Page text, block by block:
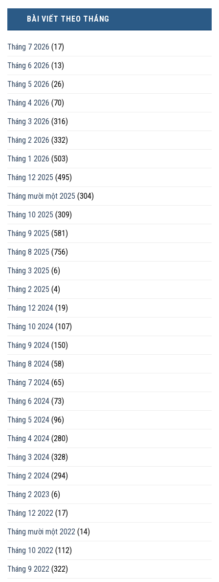
BÀI VIẾT THEO THÁNG
Tháng 7 2026 (17)
Tháng 6 2026 (13)
Tháng 5 2026 (26)
Tháng 4 2026 (70)
Tháng 3 2026 (316)
Tháng 2 2026 (332)
Tháng 1 2026 (503)
Tháng 12 2025 (495)
Tháng mười một 2025 (304)
Tháng 10 2025 (309)
Tháng 9 2025 (581)
Tháng 8 2025 (756)
Tháng 3 2025 (6)
Tháng 2 2025 (4)
Tháng 12 2024 (19)
Tháng 10 2024 (107)
Tháng 9 2024 (150)
Tháng 8 2024 (58)
Tháng 7 2024 (65)
Tháng 6 2024 (73)
Tháng 5 2024 (96)
Tháng 4 2024 (280)
Tháng 3 2024 (328)
Tháng 2 2024 (294)
Tháng 2 2023 (6)
Tháng 12 2022 (17)
Tháng mười một 2022 (14)
Tháng 10 2022 (112)
Tháng 9 2022 (322)